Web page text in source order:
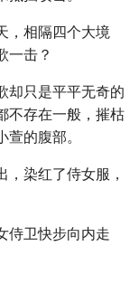
，相隔四个大境
一击？
却只是平平无奇的
不存在一般，摧枯
的腹部。
染红了侍女服，
侍卫快步向内走